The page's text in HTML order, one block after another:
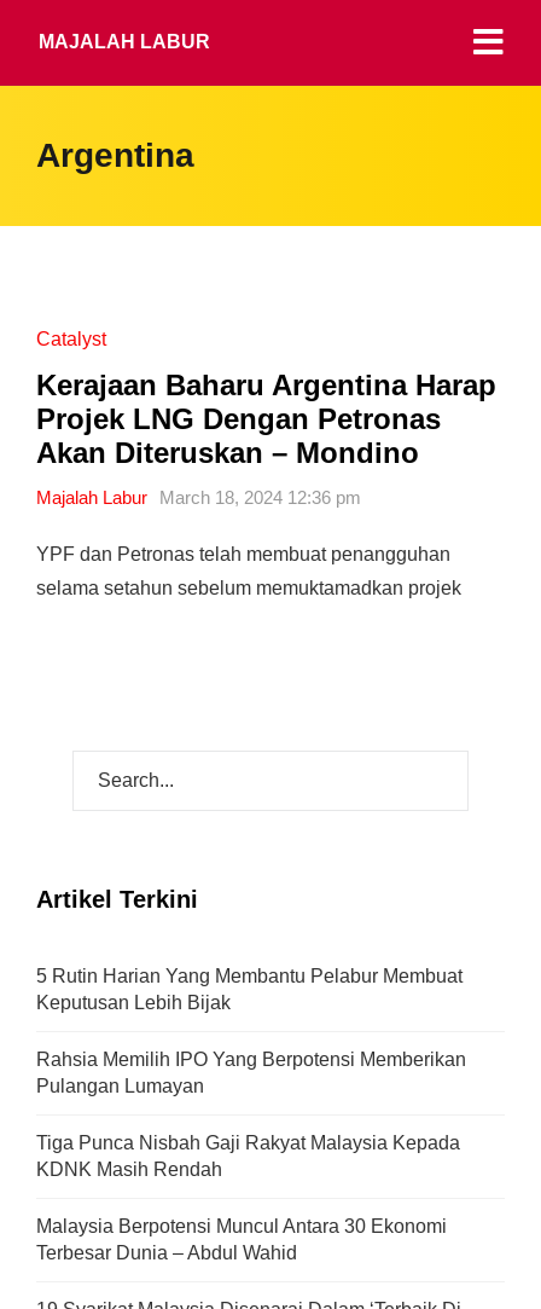
MAJALAH LABUR
Argentina
Catalyst
Kerajaan Baharu Argentina Harap
Projek LNG Dengan Petronas
Akan Diteruskan – Mondino
Majalah Labur March 18, 2024 12:36 pm
YPF dan Petronas telah membuat penangguhan
selama setahun sebelum memuktamadkan projek
Artikel Terkini
5 Rutin Harian Yang Membantu Pelabur Membuat
Keputusan Lebih Bijak
Rahsia Memilih IPO Yang Berpotensi Memberikan
Pulangan Lumayan
Tiga Punca Nisbah Gaji Rakyat Malaysia Kepada
KDNK Masih Rendah
Malaysia Berpotensi Muncul Antara 30 Ekonomi
Terbesar Dunia – Abdul Wahid